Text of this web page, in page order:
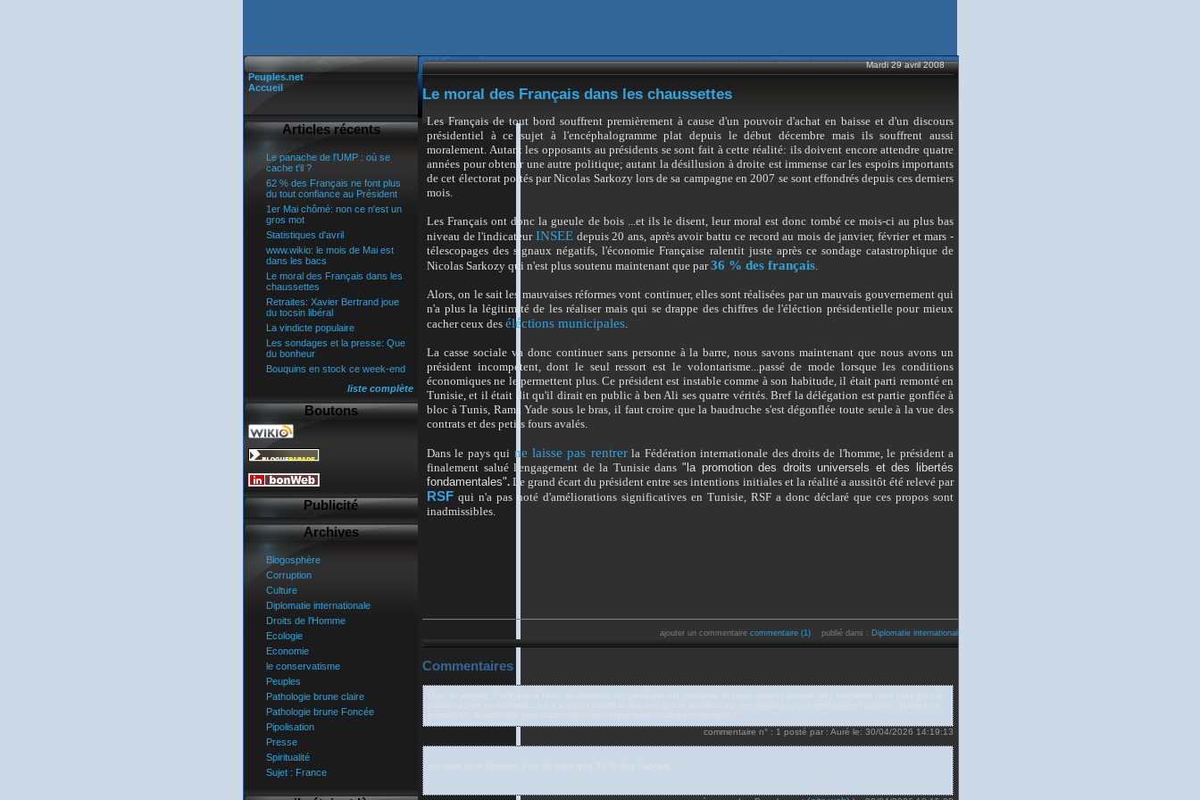
Peuples.net
Accueil
Articles récents
Le panache de l'UMP : où se
cache t'il ?
62 % des Français ne font plus
du tout confiance au Président
1er Mai chômé: non ce n'est un
gros mot
Statistiques d'avril
www.wikio: le mois de Mai est
dans les bacs
Le moral des Français dans les
chaussettes
Retraites: Xavier Bertrand joue
du tocsin libéral
La vindicte populaire
Les sondages et la presse: Que
du bonheur
Bouquins en stock ce week-end
liste complète
Boutons
Publicité
Archives
Blogosphère
Corruption
Culture
Diplomatie internationale
Droits de l'Homme
Ecologie
Economie
le conservatisme
Peuples
Pathologie brune claire
Pathologie brune Foncée
Pipolisation
Presse
Spiritualité
Sujet : France
Mardi 29 avril 2008
Le moral des Français dans les chaussettes
Les Français de tout bord souffrent premièrement à cause d'un pouvoir d'achat en baisse et d'un discours
présidentiel à ce sujet à l'encéphalogramme plat depuis le début décembre mais ils souffrent aussi
moralement. Autant les opposants au présidents se sont fait à cette réalité: ils doivent encore attendre quatre
années pour obtenir une autre politique; autant la désillusion à droite est immense car les espoirs importants
de cet électorat portés par Nicolas Sarkozy lors de sa campagne en 2007 se sont effondrés depuis ces derniers
mois.
Les Français ont donc la gueule de bois ...et ils le disent, leur moral est donc tombé ce mois-ci au plus bas
niveau de l'indicateur INSEE depuis 20 ans, après avoir battu ce record au mois de janvier, février et mars -
télescopages des signaux négatifs, l'économie Française ralentit juste après ce sondage catastrophique de
Nicolas Sarkozy qui n'est plus soutenu maintenant que par 36 % des français
Alors, on le sait les mauvaises réformes vont continuer, elles sont réalisées par un mauvais gouvernement qui
n'a plus la légitimité de les réaliser mais qui se drappe des chiffres de l'éléction présidentielle pour mieux
cacher ceux des éléctions municipales
La casse sociale va donc continuer sans personne à la barre, nous savons maintenant que nous avons un
président incompétent, dont le seul ressort est le volontarisme...passé de mode lorsque les conditions
économiques ne le permettent plus. Ce président est instable comme à son habitude, il était parti remonté en
Tunisie, et il était dit qu'il dirait en public à ben Ali ses quatre vérités. Bref la délégation est partie gonflée à
bloc à Tunis, Rama Yade sous le bras, il faut croire que la baudruche s'est dégonflée toute seule à la vue des
contrats et des petits fours avalés.
Dans le pays qui ne laisse pas rentrer la Fédération internationale des droits de l'homme, le président a
finalement salué l'engagement de la Tunisie dans "la promotion des droits universels et des libertés
fondamentales". Le grand écart du président entre ses intentions initiales et la réalité a aussitôt été relevé par
RSF qui n'a pas noté d'améliorations significatives en Tunisie, RSF a donc déclaré que ces propos sont
inadmissibles.
ajouter un commentaire commentaire (1) publié dans : Diplomatie internationale
Commentaires
commentaire n° : 1 posté par : Auré le: 30/04/2026 14:19:13